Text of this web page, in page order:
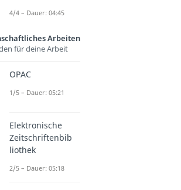
4/4 – Dauer: 04:45
Arbeiten
für deine Arbeit
OPAC
1/5 – Dauer: 05:21
Elektronische
Zeitschriftenbib
liothek
2/5 – Dauer: 05:18